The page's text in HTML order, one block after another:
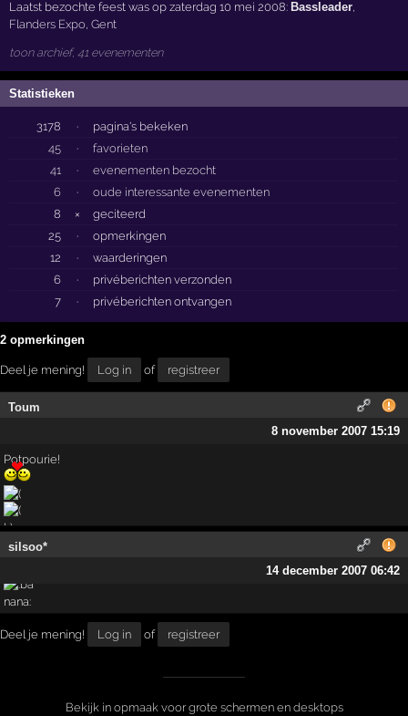
Laatst bezochte feest was op zaterdag 10 mei 2008:Bassleader
Flanders Expo ,Gent
toon archief, 41 evenementen
Statistieken
3178 ·
pagina's bekeken
45
·
favorieten
41
·
evenementen bezocht
6
·
oude interessante evenementen
8
×
geciteerd
25
·
opmerkingen
12
·
waarderingen
6
·
privéberichten verzonden
7
· privéberichten ontvangen
2 opmerkingen
Deel je mening! Log in of registreer
Toum
8 november 2007 15:19
Potpourie!
silsoo*
14 december 2007 06:42
Deel je mening! Log in of registreer
Bekijk in opmaak voor grote schermen en desktops